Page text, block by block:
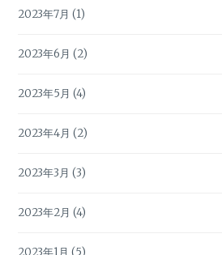
2023年7月 (1)
2023年6月 (2)
2023年5月 (4)
2023年4月 (2)
2023年3月 (3)
2023年2月 (4)